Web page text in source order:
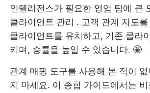
인텔리전스가 필요한 영업 팀에 큰
클라이언트 관리 . 고객 관계 지도
클라이언트를 유치하고, 기존 클라
키며, 승률을 높일 수 있습니다. 🤩
관계 매핑 도구를 사용해 본 적이
지 마세요. 이 종합 가이드에서는